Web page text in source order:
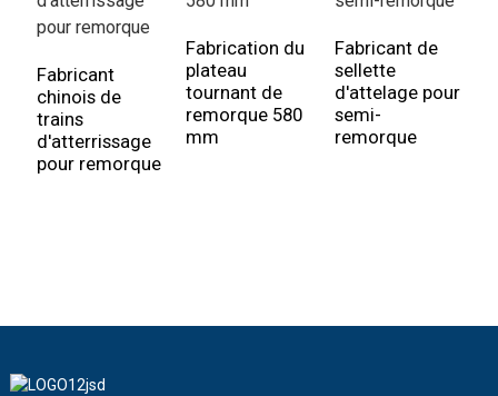
Fabricant
chinois de
trains
d'atterrissage
pour remorque
Fabrication du
plateau
tournant de
remorque 580
mm
Fabricant de
sellette
d'attelage pour
semi-
remorque